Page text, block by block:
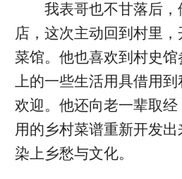
我表哥也不甘落后
店，这次主动回到村里
菜馆。他也喜欢到村史
上的一些生活用具借用
欢迎。他还向老一辈取
用的乡村菜谱重新开发
染上乡愁与文化。